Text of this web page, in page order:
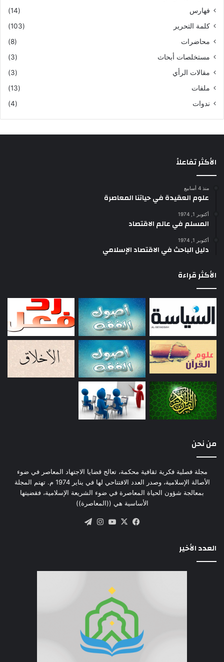
فهارس
(14)
كلمة التحرير
(103)
محاضرات
(8)
مستخلصات أبحاث
(3)
مقالات الرأي
(3)
ملفات
(13)
ندوات
(4)
الأكثر تفاعلاً
منذ 4 أسابيع
علوم العقيدة في حياتنا المعاصرة
أكتوبر 1, 1974
المسلم في عالم الاقتصاد
أكتوبر 1, 1974
دليل الباحث في الاقتصاد الإسلامي
الأكثر قراءة
من نحن
مجلة فصلية فكرية ثقافية محكمة، تعالج قضايا الاجتهاد المعاصر في ضوء
الأصالة الإسلامية، وصدر العدد الافتتاحي لها في يناير 1974 م. تهتم المجلة
بمعالجة شؤون الحياة المعاصرة في ضوء الشريعة الإسلامية، فقضيتها
الأساسية هي ((المعاصرة))
فيسبوك
‫X
‫YouTube
انستقرام
العدد الأخير